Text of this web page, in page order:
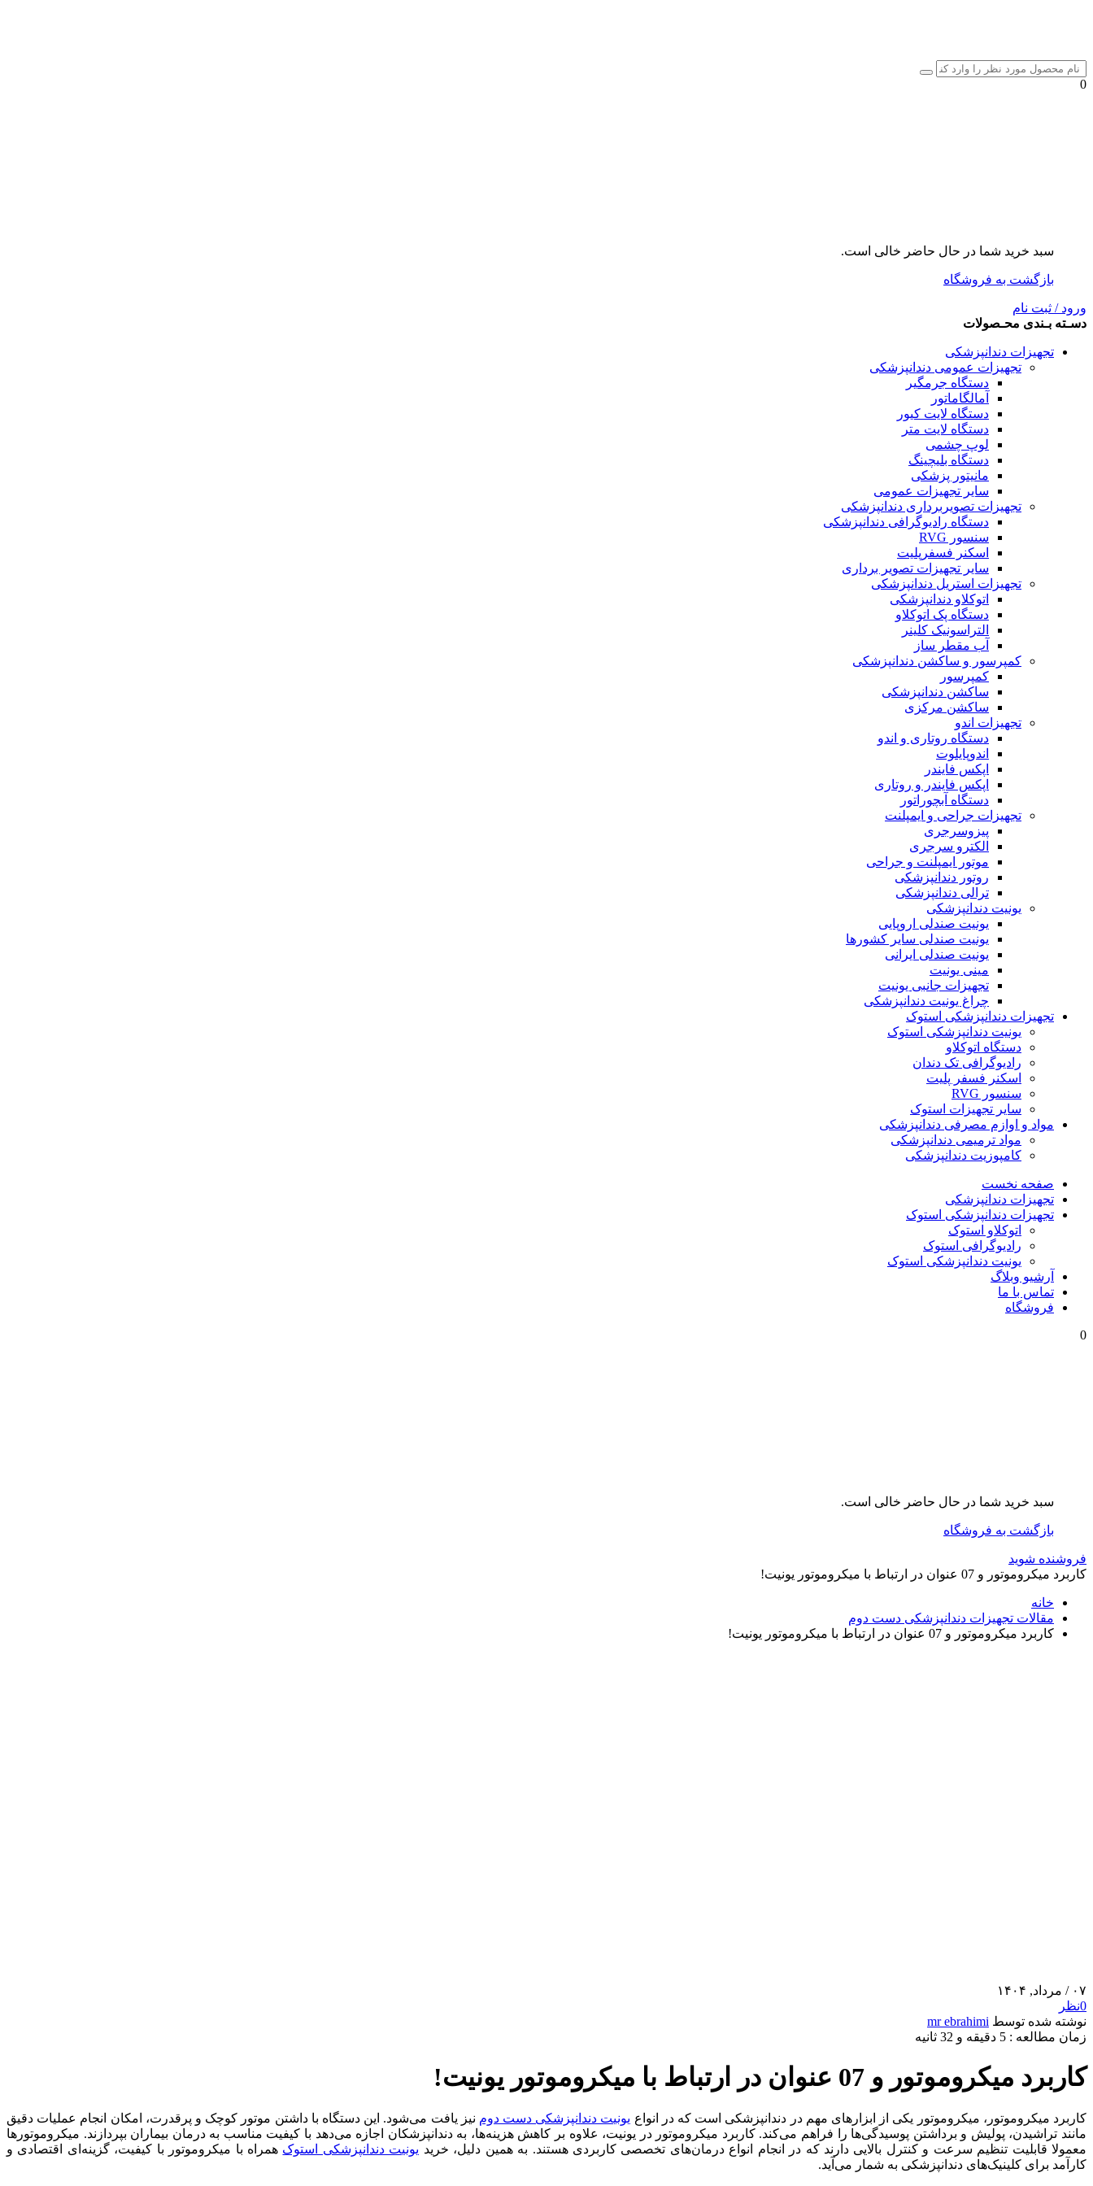
0
سبد خرید شما در حال حاضر خالی است.
بازگشت به فروشگاه
ورود / ثبت نام
دسـته بـندی محـصولات
تجهیزات دندانپزشکی
تجهیزات عمومی دندانپزشکی
دستگاه جرمگیر
آمالگاماتور
دستگاه لایت کیور
دستگاه لایت متر
لوپ چشمی
دستگاه بلیچینگ
مانیتور پزشکی
سایر تجهیزات عمومی
تجهیزات تصویربرداری دندانپزشکی
دستگاه رادیوگرافی دندانپزشکی
سنسور RVG
اسکنر فسفرپلیت
سایر تجهیزات تصویر برداری
تجهیزات استریل دندانپزشکی
اتوکلاو دندانپزشکی
دستگاه پک اتوکلاو
التراسونیک کلینر
آب مقطر ساز
کمپرسور و ساکشن دندانپزشکی
کمپرسور
ساکشن دندانپزشکی
ساکشن مرکزی
تجهیزات اندو
دستگاه روتاری و اندو
اندوپایلوت
اپکس فایندر
اپکس فایندر و روتاری
دستگاه آبچوراتور
تجهیزات جراحی و ایمپلنت
پیزوسرجری
الکترو سرجری
موتور ایمپلنت و جراحی
روتور دندانپزشکی
ترالی دندانپزشکی
یونیت دندانپزشکی
یونیت صندلی اروپایی
یونیت صندلی سایر کشورها
یونیت صندلی ایرانی
مینی یونیت
تجهیزات جانبی یونیت
چراغ یونیت دندانپزشکی
تجهیزات دندانپزشکی استوک
یونیت دندانپزشکی استوک
دستگاه اتوکلاو
رادیوگرافی تک دندان
اسکنر فسفر پلیت
سنسور RVG
سایر تجهیزات استوک
مواد و اوازم مصرفی دندانپزشکی
مواد ترمیمی دندانپزشکی
کامپوزیت دندانپزشکی
صفحه نخست
تجهیزات دندانپزشکی
تجهیزات دندانپزشکی استوک
اتوکلاو استوک
رادیوگرافی استوک
یونیت دندانپزشکی استوک
آرشیو وبلاگ
تماس با ما
فروشگاه
0
سبد خرید شما در حال حاضر خالی است.
بازگشت به فروشگاه
فروشنده شوید
کاربرد میکروموتور و 07 عنوان در ارتباط با میکروموتور یونیت!
خانه
مقالات تجهیزات دندانپزشکی دست دوم
کاربرد میکروموتور و 07 عنوان در ارتباط با میکروموتور یونیت!
۰۷ / مرداد, ۱۴۰۴
0نظر
نوشته شده توسط mr ebrahimi
زمان مطالعه : 5 دقیقه و 32 ثانیه
کاربرد میکروموتور و 07 عنوان در ارتباط با میکروموتور یونیت!
کاربرد میکروموتور، میکروموتور یکی از ابزارهای مهم در دندانپزشکی است که در انواع یونیت دندانپزشکی دست دوم نیز یافت می‌شود. این دستگاه با داشتن موتور کوچک و پرقدرت، امکان انجام عملیات دقیق
مانند تراشیدن، پولیش و برداشتن پوسیدگی‌ها را فراهم می‌کند. کاربرد میکروموتور در یونیت، علاوه بر کاهش هزینه‌ها، به دندانپزشکان اجازه می‌دهد با کیفیت مناسب به درمان بیماران بپردازند. میکروموتورها
معمولا قابلیت تنظیم سرعت و کنترل بالایی دارند که در انجام انواع درمان‌های تخصصی کاربردی هستند. به همین دلیل، خرید یونیت دندانپزشکی استوک همراه با میکروموتور با کیفیت، گزینه‌ای اقتصادی و
کارآمد برای کلینیک‌های دندانپزشکی به شمار می‌آید.